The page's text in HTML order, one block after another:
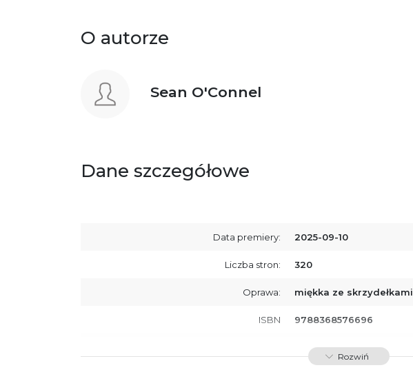
O autorze
Sean O'Connel
Dane szczegółowe
Data premiery: 2025-09-10
Liczba stron: 320
Oprawa: miękka ze skrzydełkami
ISBN 9788368576696
K801006
Rozwiń